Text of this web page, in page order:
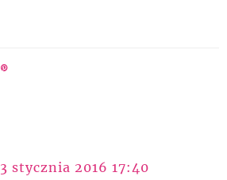
3 stycznia 2016 17:40